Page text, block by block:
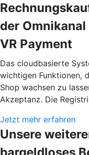
der
VR Payment
Das cloudbasierte
wichtigen Funktionen,
Shop wachsen zu
Akzeptanz. Die
Jetzt mehr erfahren
Unsere